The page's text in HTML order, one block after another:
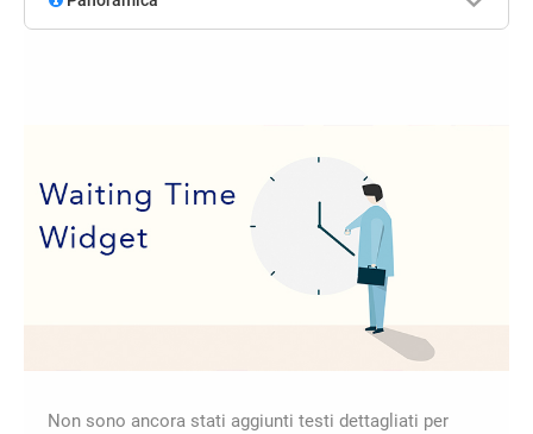
Non sono ancora stati aggiunti testi dettagliati per